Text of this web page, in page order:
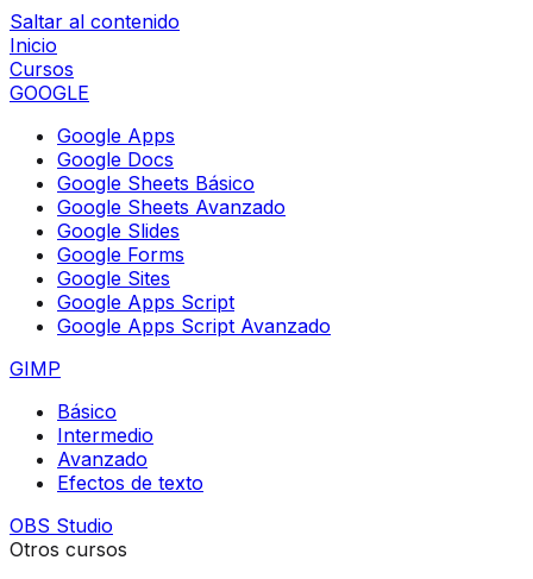
Saltar al contenido
Inicio
Cursos
GOOGLE
Google Apps
Google Docs
Google Sheets Básico
Google Sheets Avanzado
Google Slides
Google Forms
Google Sites
Google Apps Script
Google Apps Script Avanzado
GIMP
Básico
Intermedio
Avanzado
Efectos de texto
OBS Studio
Otros cursos